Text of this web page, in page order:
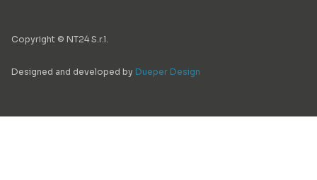
Copyright © NT24 S.r.l.
Designed and developed by Dueper Design